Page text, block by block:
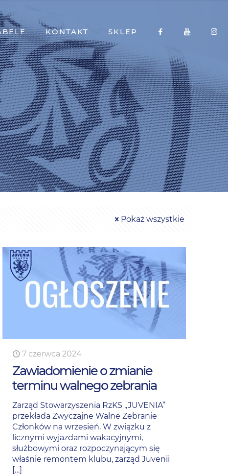
KONTAKT SKLEP
Pokaż wszystkie
7 czerwca 2024
Zawiadomienie o zmianie
terminu walnego zebrania
Zarząd Stowarzyszenia RzKS „JUVENIA”
przekłada Zwyczajne Walne Zebranie
Członków na wrzesień. W związku z
licznymi wyjazdami wakacyjnymi,
służbowymi oraz rozpoczynającym się
właśnie remontem klubu, zarząd Juvenii
[…]